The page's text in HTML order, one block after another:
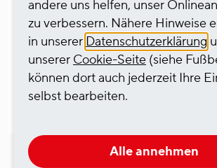
Mehr zu unserem Geschäftsbereich
hier:
HGK Integrated Logistics Group
andere uns helfen, unser
zu verbessern. Nähere Hinweise
in unserer Datenschutzerklärung
unserer Cookie-Seite (siehe
können dort auch jederzeit Ihre
selbst bearbeiten.
Alle annehmen